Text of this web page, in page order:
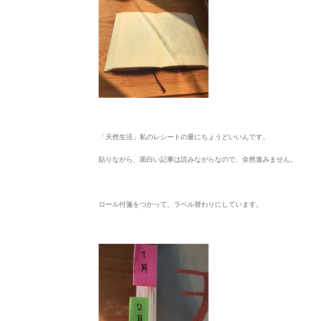
「天然生活」私のレシートの量にちょうどいいんです。
貼りながら、面白い記事は読みながらなので、全然進みません。
ロール付箋をつかって、ラベル替わりにしています。